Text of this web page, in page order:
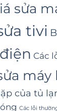
sửa
tivi
Các
máy
của tủ
Các lỗi